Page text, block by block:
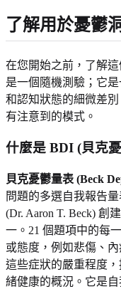
了解用於憂鬱
在您開始之前，了解
是一個隨機測驗；它
和認知狀態的細微差
有注意到的模式。
什麼是 BDI (貝克
貝克憂鬱量表 (Beck
問題的多選自我報告
(Dr. Aaron T. Beck) 創
一。21 個題項中的每
或態度，例如悲傷、
這些症狀的嚴重程度
緒健康的概況。它是